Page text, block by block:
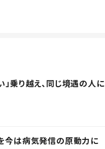
乗り越え、同じ境遇の人に
今は病気発信の原動力に